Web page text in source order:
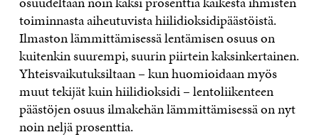
toiminnasta aiheutuvista hiilidioksidipäästöistä.
Ilmaston lämmittämisessä lentämisen osuus on
kuitenkin suurempi, suurin piirtein kaksinkertainen.
Yhteisvaikutuksiltaan – kun huomioidaan myös
muut tekijät kuin hiilidioksidi – lentoliikenteen
päästöjen osuus ilmakehän lämmittämisessä on nyt
noin neljä prosenttia.